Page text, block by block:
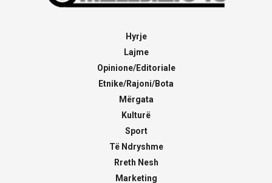
Hyrje
Lajme
Opinione/Editoriale
Etnike/Rajoni/Bota
Mërgata
Kulturë
Sport
Të Ndryshme
Rreth Nesh
Marketing